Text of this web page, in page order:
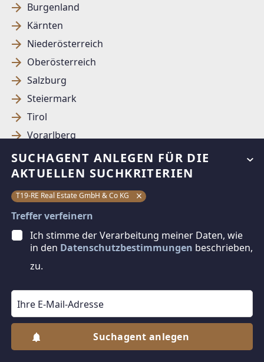
Burgenland
Kärnten
Niederösterreich
Oberösterreich
Salzburg
Steiermark
Tirol
Vorarlberg
Wien
In Immobilien Investieren
Kleinobjekte zu kaufen
Wohnungen zu kaufen
Grundstücke zu kaufen
Jetzt Suchagent anlegen
SUCHAGENT ANLEGEN FÜR DIE
AKTUELLEN SUCHKRITERIEN
T19-RE Real Estate GmbH & Co KG
Treffer verfeinern
Ich stimme der Verarbeitung meiner Daten, wie
in den Datenschutzbestimmungen beschrieben,
zu.
Suchagent anlegen
© DIBEO.AT - DIE BESTEN OBJEKTE 2026
ÜBER UNS